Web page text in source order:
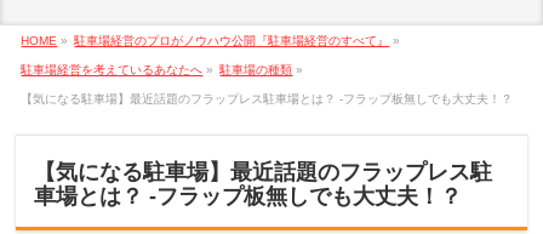
HOME » 駐車場経営のプロがノウハウ公開『駐車場経営のすべて』 »
駐車場経営を考えているあなたへ » 駐車場の種類 »
【気になる駐車場】最近話題のフラップレス駐車場とは？ -フラップ板無しでも大丈夫！？
【気になる駐車場】最近話題のフラップレス駐
車場とは？ -フラップ板無しでも大丈夫！？